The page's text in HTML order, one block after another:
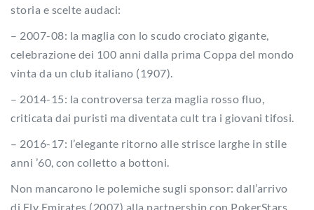
storia e scelte audaci:
– 2007-08: la maglia con lo scudo crociato gigante,
celebrazione dei 100 anni dalla prima Coppa del mondo
vinta da un club italiano (1907).
– 2014-15: la controversa terza maglia rosso fluo,
criticata dai puristi ma diventata cult tra i giovani tifosi.
– 2016-17: l’elegante ritorno alle strisce larghe in stile
anni ’60, con colletto a bottoni.
Non mancarono le polemiche sugli sponsor: dall’arrivo
di Fly Emirates (2007) alla partnership con PokerStars